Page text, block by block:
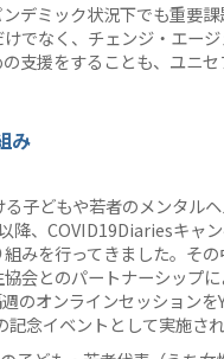
デミック状況下でも重要
でなく、チェンジ・エー
支援をすることも、ユニ
み
子どもや若者のメンタル
降、COVID19Diariesキャ
みを行ってきました。そ
会とのパートナーシップに
のオンラインセッション
念イベントとして実施され